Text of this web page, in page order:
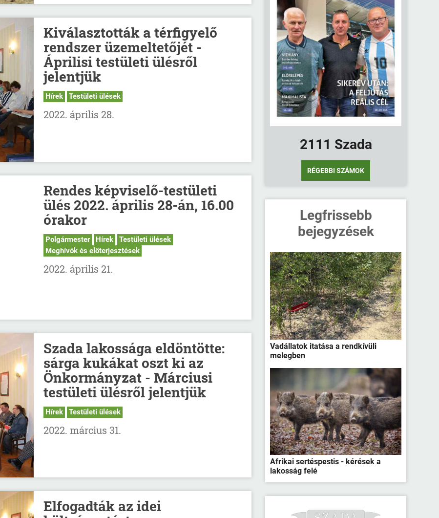
Kiválasztották a térfigyelő
rendszer üzemeltetőjét -
Áprilisi testületi ülésről
jelentjük
Hírek Testületi ülések
2022. április 28.
Rendes képviselő-testületi
ülés 2022. április 28-án, 16.00
órakor
Polgármester Hírek
Testületi ülések
Meghívók és előterjesztések
2022. április 21.
Szada lakossága eldöntötte:
sárga kukákat oszt ki az
Önkormányzat - Márciusi
testületi ülésről jelentjük
Hírek Testületi ülések
2022. március 31.
Elfogadták az idei
2111 Szada
RÉGEBBI SZÁMOK
Legfrissebb
bejegyzések
Vadállatok itatása a rendkívüli
melegben
Afrikai sertéspestis - kérések a
lakosság felé